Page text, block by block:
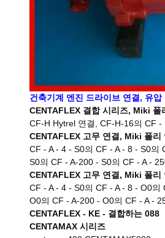
건축기계 엔진 드라이브 연결, 유압
CENTAFLEX 결합 시리즈, Miki 폴
CF-H Hytrel 연결, CF-H-16의 CF
CENTAFLEX 고무 연결, Miki 폴
CF - A - 4 - S0의 CF - A - 8 - S0의
S0의 CF - A-200 - S0의 CF - A -
CENTAFLEX 고무 연결, Miki 폴
CF - A - 4 - S0의 CF - A - 8 - O0
O0의 CF - A-200 - O0의 CF - A -
CENTAFLEX - KE - 결합하는 088
CENTAMAX 시리즈